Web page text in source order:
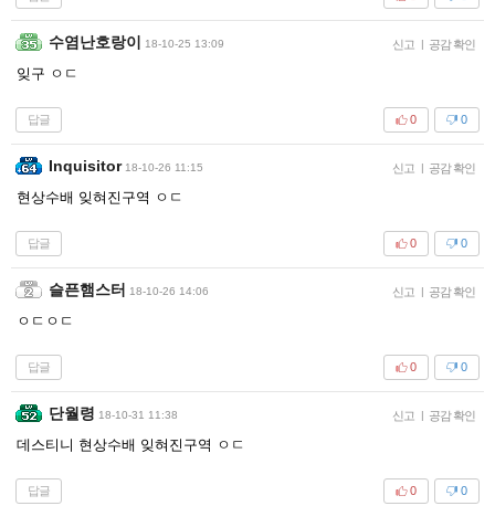
수염난호랑이 18-10-25 13:09 신고 | 공감 확인
잊구 ㅇㄷ
답글 0
0
Inquisitor 18-10-26 11:15 신고 | 공감 확인
현상수배 잊혀진구역 ㅇㄷ
답글 0
0
슬픈햄스터 18-10-26 14:06 신고 | 공감 확인
ㅇㄷㅇㄷ
답글 0
0
단월령 18-10-31 11:38 신고 | 공감 확인
데스티니 현상수배 잊혀진구역 ㅇㄷ
답글 0
0